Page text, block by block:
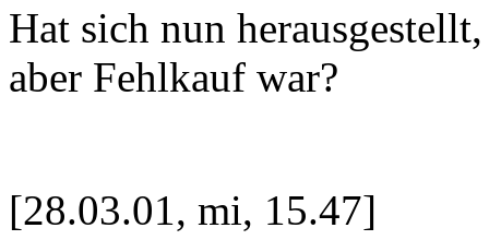
Hat sich nun
aber Fehlkauf war?
[28.03.01, mi, 15.47]